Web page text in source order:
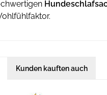
Kunden kauften auch